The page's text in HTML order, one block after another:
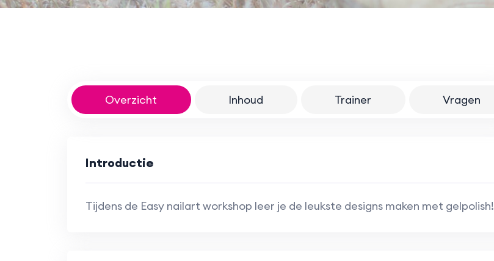
Overzicht Inhoud Trainer Vragen
Introductie
Tijdens de Easy nailart workshop leer je de leukste designs maken met gelpolish!